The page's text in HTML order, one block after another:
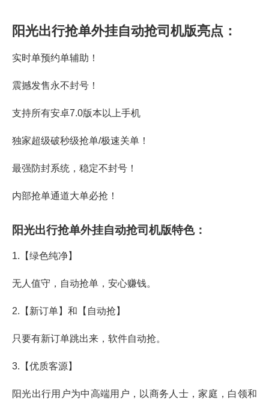
阳光出行抢单外挂自动抢司机版亮点：
实时单预约单辅助！
震撼发售永不封号！
支持所有安卓7.0版本以上手机
独家超级破秒级抢单/极速关单！
最强防封系统，稳定不封号！
内部抢单通道大单必抢！
阳光出行抢单外挂自动抢司机版特色：
1.【绿色纯净】
无人值守，自动抢单，安心赚钱。
2.【新订单】和【自动抢】
只要有新订单跳出来，软件自动抢。
3.【优质客源】
阳光出行用户为中高端用户，以商务人士，家庭，白领和